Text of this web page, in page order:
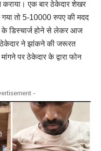
कराया। एक बार ठेकेदार शेखर
तो 5-10000 रुपए की मदद
डिस्चार्ज होने से लेकर आज
ने झांकने की जरूरत
पर ठेकेदार के द्वारा फोन
-